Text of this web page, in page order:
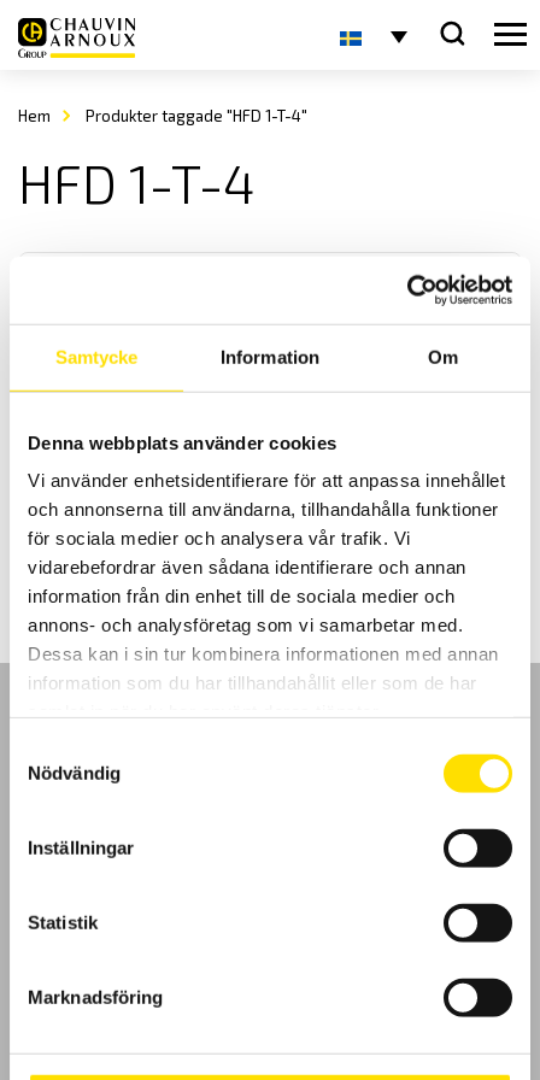
Samtycke Information Om
Denna webbplats använder cookies
Vi använder enhetsidentifierare för att anpassa innehållet
och annonserna till användarna, tillhandahålla funktioner
för sociala medier och analysera vår trafik. Vi
vidarebefordrar även sådana identifierare och annan
information från din enhet till de sociala medier och
annons- och analysföretag som vi samarbetar med.
Dessa kan i sin tur kombinera informationen med annan
information som du har tillhandahållit eller som de har
Nödvändig
Inställningar
Statistik
Marknadsföring
Hem Produkter taggade "HFD 1-T-4"
HFD 1-T-4
KERN HFD Kranvåg
KERN HFD är en robust kranvåg / hängvåg med en maxkapacitet upp
till 12 000 kg
5,750.00 kr –11,550.00krPrisintervall:
5,750.00 kr
till
11,550.00 kr
LÄS MER